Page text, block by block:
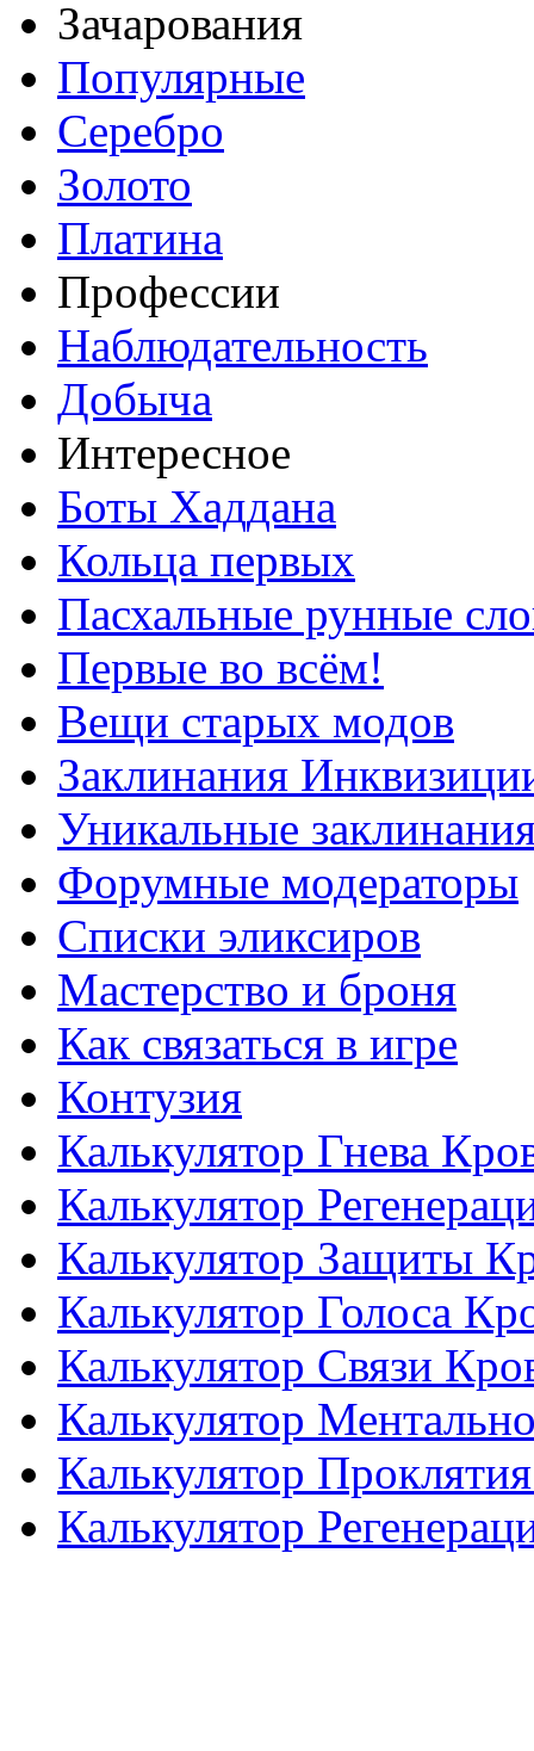
Зачарования
Популярные
Серебро
Золото
Платина
Профессии
Наблюдательность
Добыча
Интересное
Боты Хаддана
Кольца первых
Пасхальные рунные
Первые во всём!
Вещи старых модов
Заклинания
Уникальные
Форумные модераторы
Списки эликсиров
Мастерство и броня
Как связаться в игре
Контузия
Калькулятор Гнева
Калькулятор
Калькулятор Защиты
Калькулятор Голоса
Калькулятор Связи
Калькулятор
Калькулятор
Калькулятор